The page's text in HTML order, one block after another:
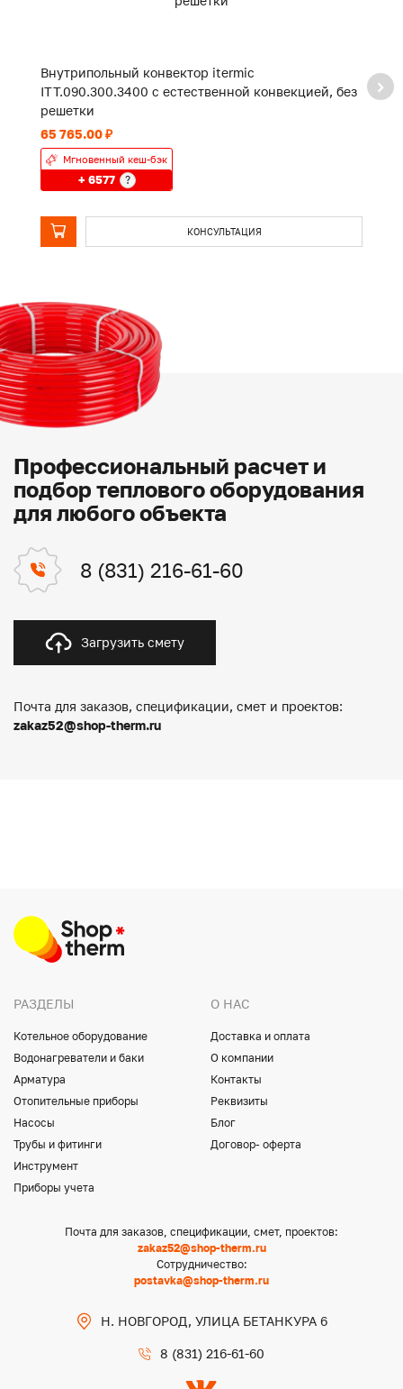
Внутрипольный конвектор itermic
ITT.090.300.3400 с естественной конвекцией, без
решетки
65 765.00 ₽
Мгновенный кеш-бэк
+ 6577 ?
КОНСУЛЬТАЦИЯ
Профессиональный расчет и
подбор теплового оборудования
для любого объекта
8 (831) 216-61-60
Загрузить смету
Почта для заказов, спецификации, смет и проектов:
zakaz52@shop-therm.ru
РАЗДЕЛЫ
Котельное оборудование
Водонагреватели и баки
Арматура
Отопительные приборы
Насосы
Трубы и фитинги
Инструмент
Приборы учета
О НАС
Доставка и оплата
О компании
Контакты
Реквизиты
Блог
Договор- оферта
Почта для заказов, спецификации, смет, проектов:
zakaz52@shop-therm.ru
Сотрудничество:
postavka@shop-therm.ru
Н. НОВГОРОД, УЛИЦА БЕТАНКУРА 6
8 (831) 216-61-60